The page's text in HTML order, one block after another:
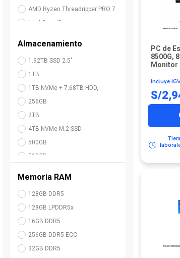
AMD Ryzen Threadripper PRO 7
Intel Core i3
Intel Core i9
Intel® Core™ i5
Intel® Core™ Ultra 5
Intel® Core™ Ultra 7
Intel® Core™ Ultra 9
Intel® Xeon® 6515P
Intel® Xeon® 6520P
NVIDIA GB10
Almacenamiento
1.92TB SSD 2.5"
1TB
1TB NVMe + 7.68TB HDD,
256GB
2TB
4TB NVMe M.2 SSD
500GB
512GB
Memoria RAM
128GB DDR5
128GB LPDDR5x
16GB DDR5
256GB DDR5 ECC
32GB DDR5
PC de
8500G,
Monitor
Incluye
S/